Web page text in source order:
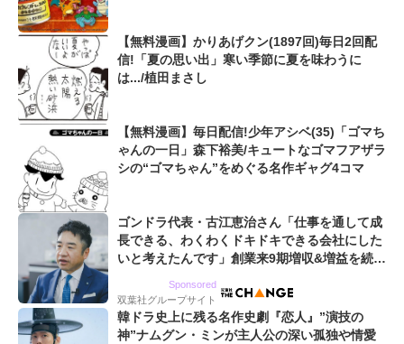
【無料漫画】かりあげクン(1897回)毎日2回配
信!「夏の思い出」寒い季節に夏を味わうに
は.../植田まさし
【無料漫画】毎日配信!少年アシベ(35)「ゴマち
ゃんの一日」森下裕美/キュートなゴマフアザラ
シの“ゴマちゃん”をめぐる名作ギャグ4コマ
ゴンドラ代表・古江恵治さん「仕事を通して成
長できる、わくわくドキドキできる会社にした
いと考えたんです」創業来9期増収&増益を続け
Sponsored
双葉社グループサイト
韓ドラ史上に残る名作史劇『恋人』”演技の
神”ナムグン・ミンが主人公の深い孤独や情愛